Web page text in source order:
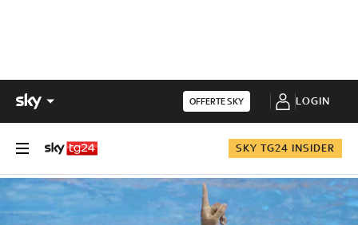
OFFERTE SKY LOGIN
SKY TG24 INSIDER